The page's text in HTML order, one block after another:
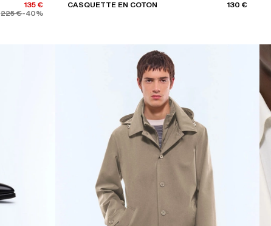
135 €
225 €-40%
CASQUETTE EN COTON 130 €